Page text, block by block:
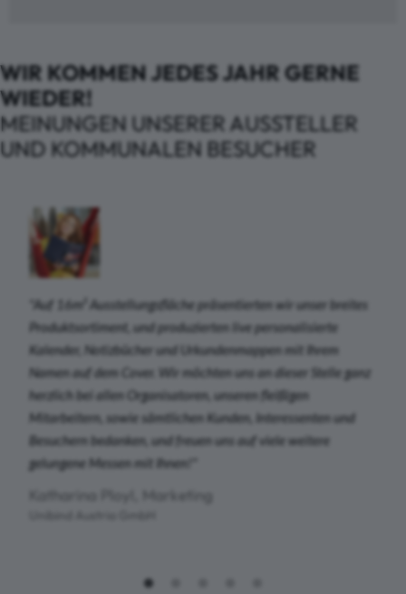
WIR KOMMEN JEDES JAHR GERNE
WIEDER!
MEINUNGEN UNSERER AUSSTELLER
UND KOMMUNALEN BESUCHER
"Auf 16m² Ausstellungsfläche präsentierten wir unser breites
Produktsortiment, und produzierten live personalisierte
Kalender, Notizbücher und Urkundenmappen mit Ihrem
Namen auf dem Cover. Wir möchten uns an dieser Stelle ganz
herzlich bei allen Organisatoren, unseren fleißigen
Mitarbeitern, sowie sämtlichen Kunden, Interessenten und
Besuchern bedanken, und freuen uns auf viele weitere
gelungene Messen mit Ihnen!
Katharina Ployl, Marketing